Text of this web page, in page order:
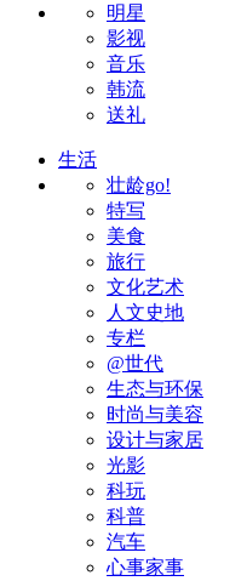
明星
影视
音乐
韩流
送礼
生活
壮龄go!
特写
美食
旅行
文化艺术
人文史地
专栏
@世代
生态与环保
时尚与美容
设计与家居
光影
科玩
科普
汽车
心事家事